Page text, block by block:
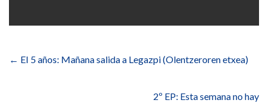
de
← EI 5 años: Mañana salida a Legazpi (Olentzeroren etxea)
2º EP: Esta semana no hay